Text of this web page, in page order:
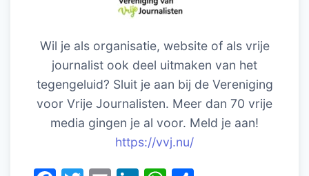
Wil je als organisatie, website of als vrije
journalist ook deel uitmaken van het
tegengeluid? Sluit je aan bij de Vereniging
voor Vrije Journalisten. Meer dan 70 vrije
media gingen je al voor. Meld je aan!
https://vvj.nu/